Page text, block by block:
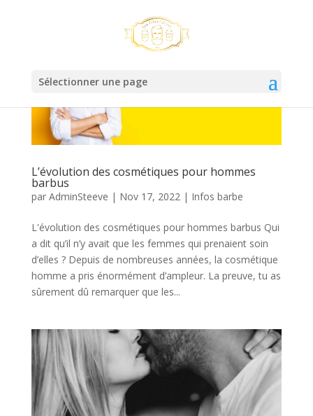
Sélectionner une page
L’évolution des cosmétiques pour hommes
barbus
par AdminSteeve | Nov 17, 2022| Infos barbe
L'évolution des cosmétiques pour hommes barbus Qui
a dit qu’il n’y avait que les femmes qui prenaient soin
d’elles ? Depuis de nombreuses années, la cosmétique
homme a pris énormément d’ampleur. La preuve, tu as
sûrement dû remarquer que les...